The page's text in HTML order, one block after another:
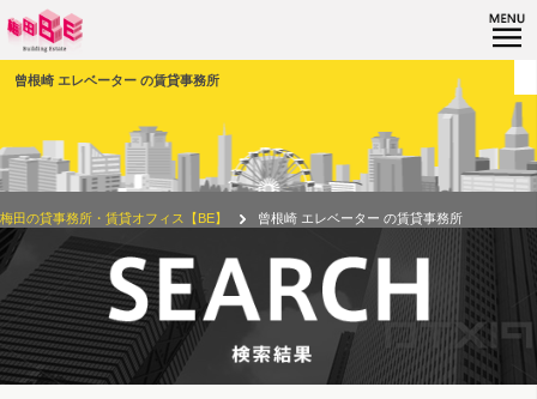
曾根崎 エレベーター の賃貸事務所
梅田の貸事務所・賃貸オフィス【BE】 曾根崎 エレベーター の賃貸事務所